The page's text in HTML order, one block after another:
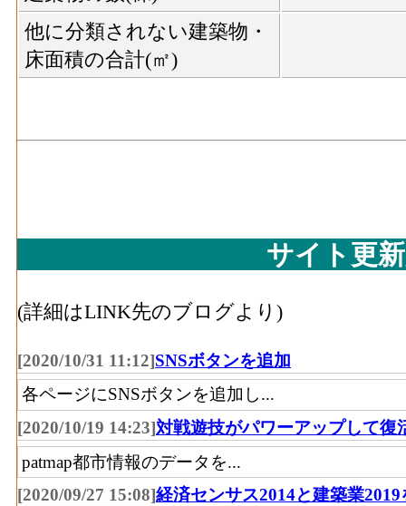
他に分類されない建築物・
床面積の合計(㎡)
サイト更
(詳細はLINK先のブログより)
[2020/10/31 11:12]SNSボタンを追加
各ページにSNSボタンを追加し...
[2020/10/19 14:23]対戦遊技がパワーアップして復
patmap都市情報のデータを...
[2020/09/27 15:08]経済センサス2014と建築業2019